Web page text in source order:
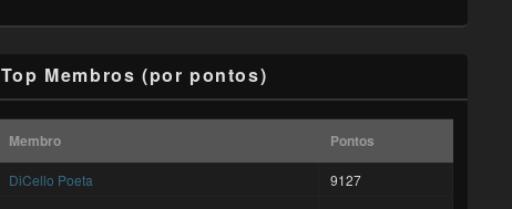
Top Membros (por pontos)
Membro Pontos
DiCello Poeta
9127